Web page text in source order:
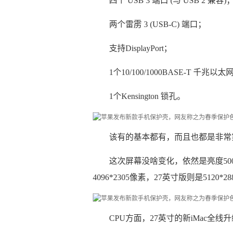
两个雷雳 3 (USB-C) 端口；
支持DisplayPort；
1个10/100/1000BASE-T 千兆以太
1个Kensington 锁孔。
该有的基本都有，而且也都是非常
这次屏幕没啥变化，依然是亮度
4096*2305像素，27英寸版则是
CPU方面，27英寸的新iMac全线